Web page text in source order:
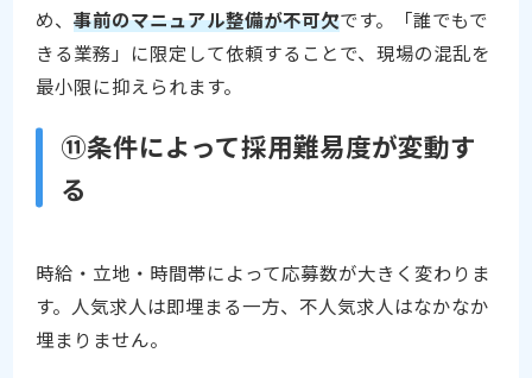
め、事前のマニュアル整備が不可欠です。「誰でもで
きる業務」に限定して依頼することで、現場の混乱を
最小限に抑えられます。
⑪条件によって採用難易度が変動す
る
時給・立地・時間帯によって応募数が大きく変わりま
す。人気求人は即埋まる一方、不人気求人はなかなか
埋まりません。